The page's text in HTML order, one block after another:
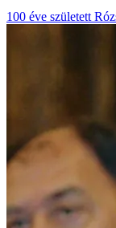
100 éve született